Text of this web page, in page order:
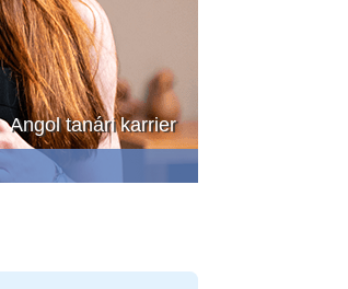
Angol tanári karrier